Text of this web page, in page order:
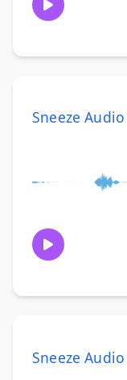
Sneeze
Sneeze